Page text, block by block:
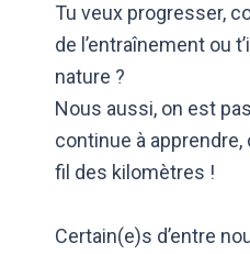
Tu veux progresser,
de l’entraînement ou
nature ?
Nous aussi, on est
continue à apprendre,
fil des kilomètres !
Certain(e)s d’entre